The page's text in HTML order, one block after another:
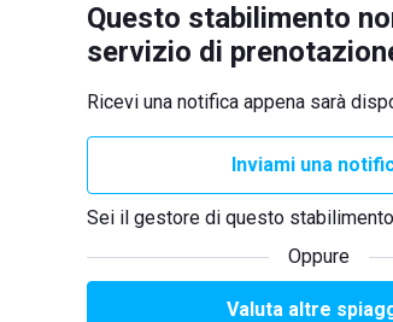
Questo stabilimento
servizio di
Ricevi una notifica appena sarà
Inviami una
Sei il gestore di questo
Oppure
Valuta altre